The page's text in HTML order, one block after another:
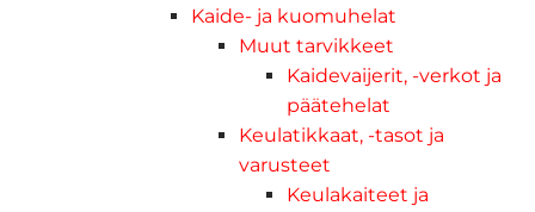
Kaide- ja kuomuhelat
Muut tarvikkeet
Kaidevaijerit, -verkot ja
päätehelat
Keulatikkaat, -tasot ja
varusteet
Keulakaiteet ja